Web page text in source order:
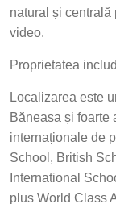
natural și
video.
Proprietatea
Localizarea este
Băneasa și foarte
internaționale de
School, British
International
plus World Class